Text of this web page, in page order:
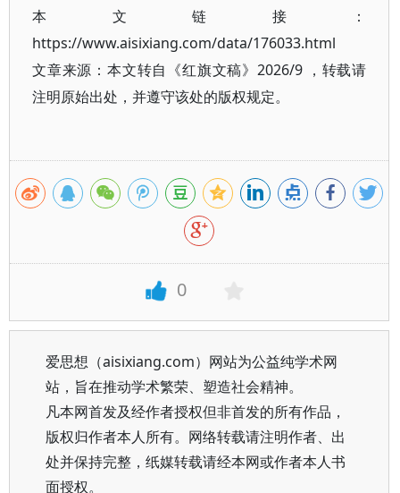
本文链接：
https://www.aisixiang.com/data/176033.html
文章来源：本文转自《红旗文稿》2026/9 ，转载请
注明原始出处，并遵守该处的版权规定。
0
爱思想（aisixiang.com）网站为公益纯学术网
站，旨在推动学术繁荣、塑造社会精神。
凡本网首发及经作者授权但非首发的所有作品，
版权归作者本人所有。网络转载请注明作者、出
处并保持完整，纸媒转载请经本网或作者本人书
面授权。